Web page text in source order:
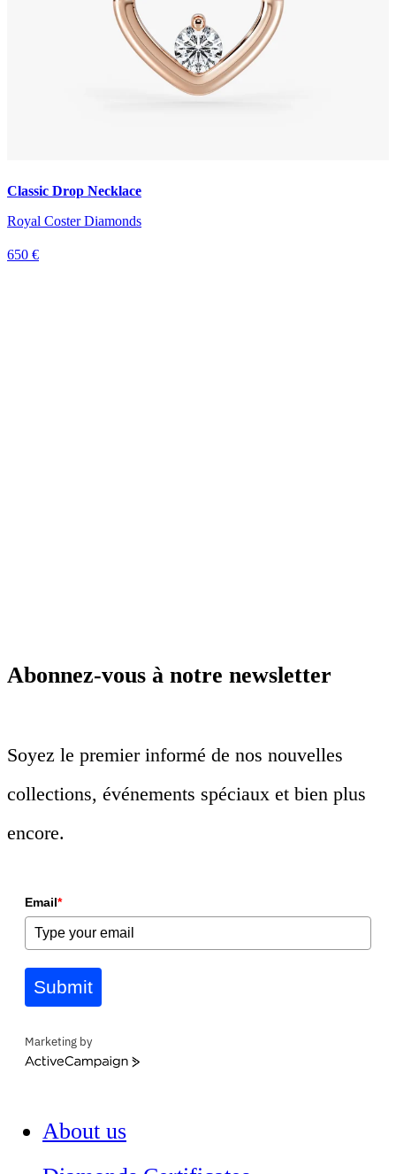
Classic Drop Necklace
Royal Coster Diamonds
650 €
Abonnez-vous à notre newsletter
Soyez le premier informé de nos nouvelles
collections, événements spéciaux et bien plus
encore.
Email*
Submit
Marketing by
ActiveCampaign
About us